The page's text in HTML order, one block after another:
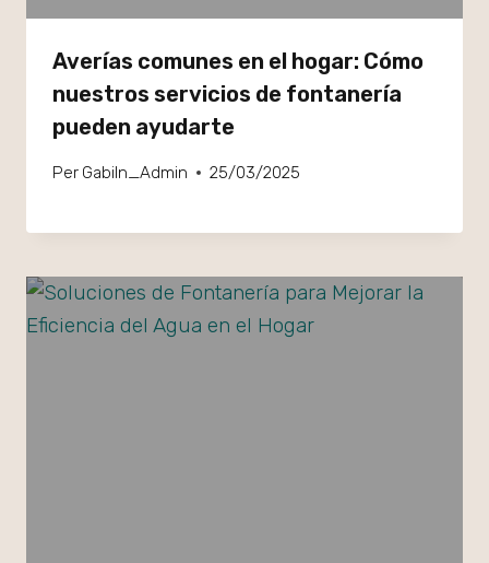
Averías comunes en el hogar: Cómo
nuestros servicios de fontanería
pueden ayudarte
Per GabiIn_Admin 25/03/2025